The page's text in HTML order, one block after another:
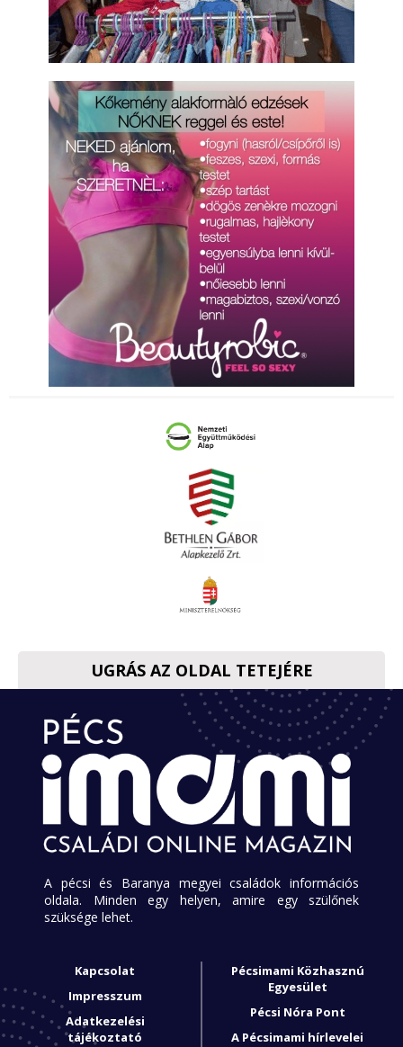
UGRÁS AZ OLDAL TETEJÉRE
A pécsi és Baranya megyei családok információs
oldala. Minden egy helyen, amire egy szülőnek
szüksége lehet.
Kapcsolat
Impresszum
Adatkezelési
tájékoztató
Pécsimami Közhasznú
Egyesület
Pécsi Nóra Pont
A Pécsimami hírlevelei